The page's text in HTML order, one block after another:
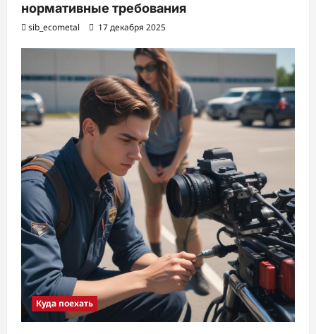
нормативные требования
sib_ecometal 17 декабря 2025
Куда поехать